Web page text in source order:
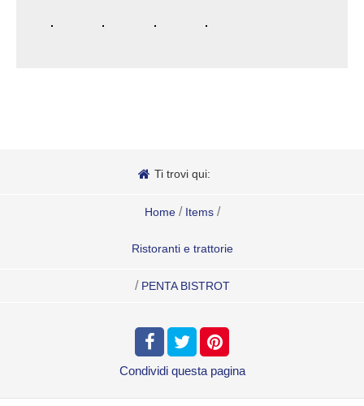
Ti trovi qui:
Home / Items /
Ristoranti e trattorie
/ PENTA BISTROT
Condividi questa pagina